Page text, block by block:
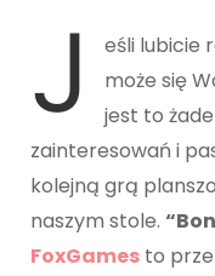
J
eśli lubicie
może się
jest to
zainteresowań i
kolejną grą
naszym stole.
FoxGames to